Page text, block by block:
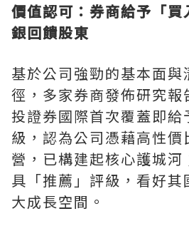
價值認可：券商給予「買
銀回饋股東
基於公司強勁的基本面與
徑，多家券商發佈研究報
投證券國際首次覆蓋即給
級，認為公司憑藉高性價
營，已構建起核心護城河
具「推薦」評級，看好其
大成長空間。